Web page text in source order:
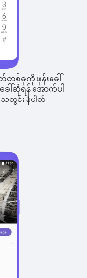
တစ်ခုကို ဖုန်းခေါ်
ေါ်ဆိုရန် အောက်ပါ
သတွင်း နံပါတ်